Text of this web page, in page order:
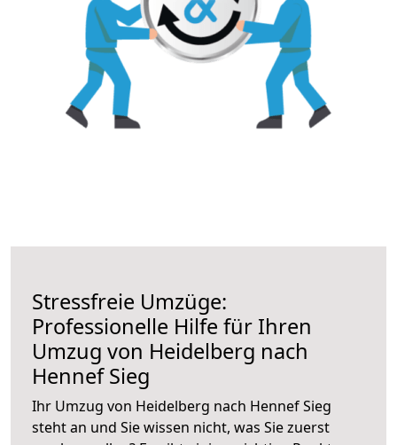
Stressfreie Umzüge:
Professionelle Hilfe für Ihren
Umzug von Heidelberg nach
Hennef Sieg
Ihr Umzug von Heidelberg nach Hennef Sieg
steht an und Sie wissen nicht, was Sie zuerst